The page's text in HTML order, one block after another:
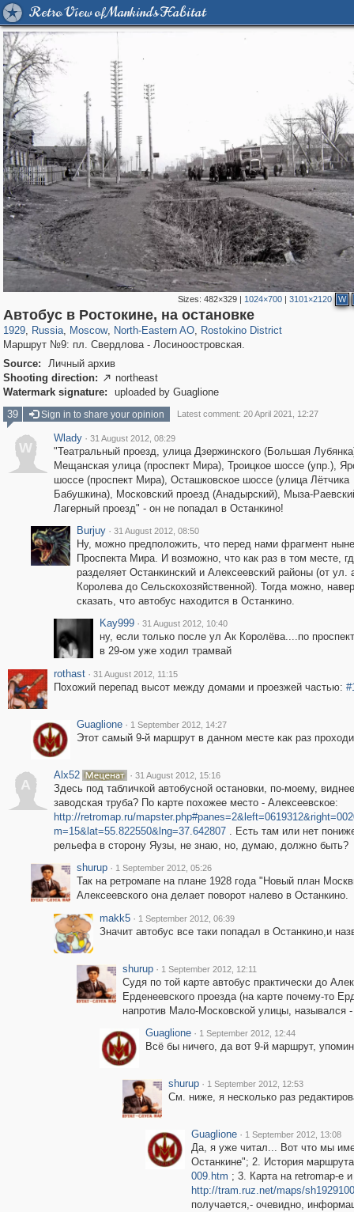
Retro View of Mankind's Habitat
Sizes:482×329 | 1024×700 |3101×2120 W
Автобус в Ростокине, на остановке
1929, Russia
1,406,450 29,243
, Moscow
319,780 8,286
, North-Eastern AO
24,488 250
, Rostokino District
745 18
Маршрут №9: пл. Свердлова - Лосиноостровская.
Source:
Личный архив
Shooting direction:  northeast
Watermark signature:
uploaded by Guaglione
39
Sign in to share your opinion Latest comment: 20 April 2021, 12:27
W
Wlady · 31 August 2012, 08:29
"Театральный проезд, улица Дзержинского (Большая
Мещанская улица (проспект Мира), Троицкое шоссе (упр.),
шоссе (проспект Мира), Осташковское шоссе (улица Лётчика
Бабушкина), Московский проезд (Анадырский), Мыза-
Лагерный проезд" - он не попадал в Останкино!
Burjuy · 31 August 2012, 08:50
Ну, можно предположить, что перед нами фрагмент
Проспекта Мира. И возможно, что как раз в том месте,
разделяет Останкинский и Алексеевский районы (от ул.
Королева до Сельскохозяйственной). Тогда можно,
сказать, что автобус находится в Останкино.
Kay999 · 31 August 2012, 10:40
ну, если только после ул Ак Королёва....по
в 29-ом уже ходил трамвай
rothast · 31 August 2012, 11:15
Похожий перепад высот между домами и проезжей частью:
Guaglione · 1 September 2012, 14:27
Этот самый 9-й маршрут в данном месте как раз
A
Alx52 · 31 August 2012, 15:16
Здесь под табличкой автобусной остановки, по-моему,
заводская труба? По карте похожее место - Алексеевское:
http://retromap.ru/
m=15&lat=55.822550&lng=37.642807. Есть там или нет
рельефа в сторону Яузы, не знаю, но, думаю, должно быть?
shurup · 1 September 2012, 05:26
Так на ретромапе на плане 1928 года "Новый план
Алексеевского она делает поворот налево в Останкино.
makk5 · 1 September 2012, 06:39
Значит автобус все таки попадал в Останкино,и
shurup · 1 September 2012, 12:11
Судя по той карте автобус практически до
Ерденеевского проезда (на карте почему-то
напротив Мало-Московской улицы, назывался
Guaglione · 1 September 2012, 12:44
Всё бы ничего, да вот 9-й маршрут,
shurup · 1 September 2012, 12:53
См. ниже, я несколько раз
Guaglione · 1 September 2012, 13:08
Да, я уже читал... Вот что мы
Останкине"; 2. История
009.htm ; 3. Карта на retromap-e
http://tram.ruz.net/maps/
получается,- очевидно,